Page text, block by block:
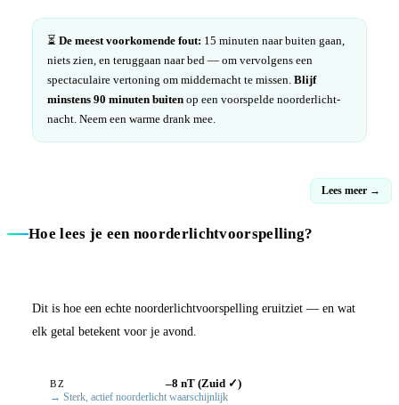
⏳ De meest voorkomende fout: 15 minuten naar buiten gaan,
niets zien, en teruggaan naar bed — om vervolgens een
spectaculaire vertoning om middernacht te missen. Blijf
minstens 90 minuten buiten op een voorspelde noorderlicht-
nacht. Neem een warme drank mee.
Lees meer →
Hoe lees je een noorderlichtvoorspelling?
Dit is hoe een echte noorderlichtvoorspelling eruitziet — en wat
elk getal betekent voor je avond.
BZ –8 nT (Zuid ✓)
→ Sterk, actief noorderlicht waarschijnlijk